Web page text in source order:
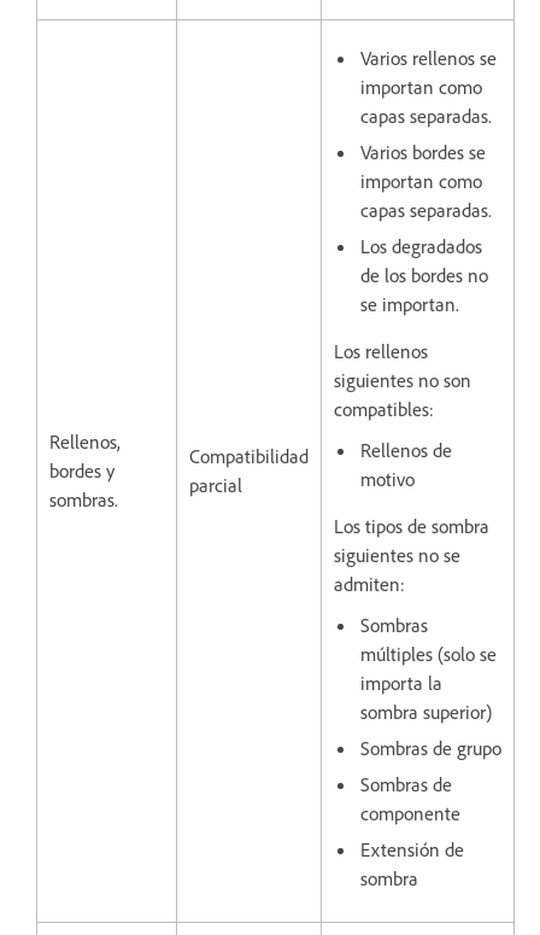
Rellenos,
bordes y
sombras.
Compatibilidad
parcial
Varios rellenos se
importan como
capas separadas.
Varios bordes se
importan como
capas separadas.
Los degradados
de los bordes no
se importan.
Los rellenos
siguientes no son
compatibles:
Rellenos de
motivo
Los tipos de sombra
siguientes no se
admiten:
Sombras
múltiples (solo se
importa la
sombra superior)
Sombras de grupo
Sombras de
componente
Extensión de
sombra